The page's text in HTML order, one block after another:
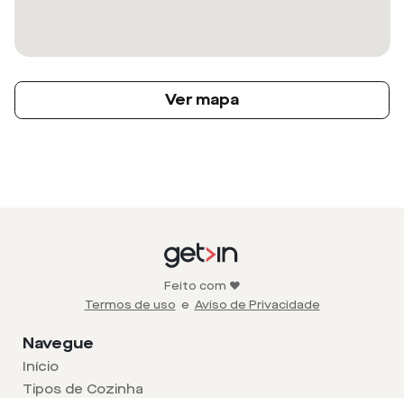
Ver mapa
Feito com ❤️
Termos de uso e Aviso de Privacidade
Navegue
Início
Tipos de Cozinha